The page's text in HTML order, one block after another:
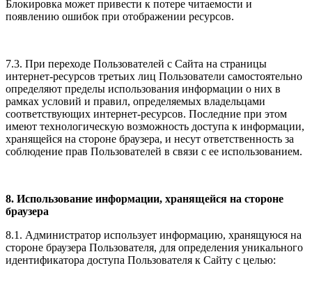
Блокировка может привести к потере читаемости и
появлению ошибок при отображении ресурсов.
7.3. При переходе Пользователей с Сайта на страницы
интернет-ресурсов третьих лиц Пользователи самостоятельно
определяют пределы использования информации о них в
рамках условий и правил, определяемых владельцами
соответствующих интернет-ресурсов. Последние при этом
имеют технологическую возможность доступа к информации,
хранящейся на стороне браузера, и несут ответственность за
соблюдение прав Пользователей в связи с ее использованием.
8. Использование информации, хранящейся на стороне
браузера
8.1. Администратор использует информацию, хранящуюся на
стороне браузера Пользователя, для определения уникального
идентификатора доступа Пользователя к Сайту с целью: